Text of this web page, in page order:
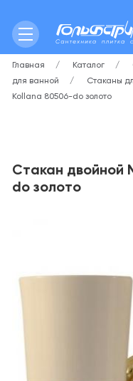
Главная Каталог
для ванной
Стаканы
Kollana 80506-do золото
Стакан двойной
do золото